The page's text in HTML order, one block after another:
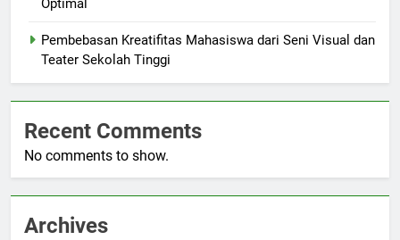
Optimal
Pembebasan Kreatifitas Mahasiswa dari Seni Visual dan
Teater Sekolah Tinggi
Recent Comments
No comments to show.
Archives